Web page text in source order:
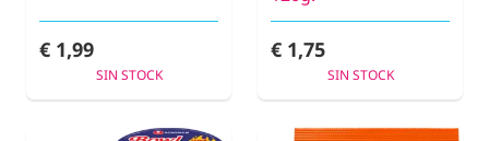
€ 1,99
SIN STOCK
€ 1,75
SIN STOCK